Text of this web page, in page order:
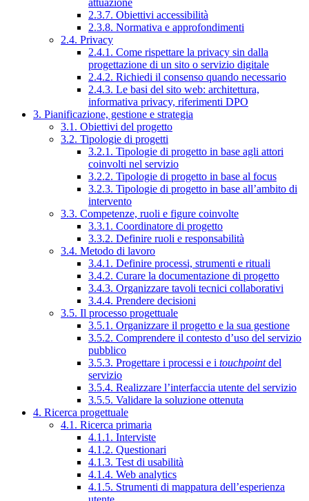
attuazione
2.3.7. Obiettivi accessibilità
2.3.8. Normativa e approfondimenti
2.4. Privacy
2.4.1. Come rispettare la privacy sin dalla
progettazione di un sito o servizio digitale
2.4.2. Richiedi il consenso quando necessario
2.4.3. Le basi del sito web: architettura,
informativa privacy, riferimenti DPO
3. Pianificazione, gestione e strategia
3.1. Obiettivi del progetto
3.2. Tipologie di progetti
3.2.1. Tipologie di progetto in base agli attori
coinvolti nel servizio
3.2.2. Tipologie di progetto in base al focus
3.2.3. Tipologie di progetto in base all’ambito di
intervento
3.3. Competenze, ruoli e figure coinvolte
3.3.1. Coordinatore di progetto
3.3.2. Definire ruoli e responsabilità
3.4. Metodo di lavoro
3.4.1. Definire processi, strumenti e rituali
3.4.2. Curare la documentazione di progetto
3.4.3. Organizzare tavoli tecnici collaborativi
3.4.4. Prendere decisioni
3.5. Il processo progettuale
3.5.1. Organizzare il progetto e la sua gestione
3.5.2. Comprendere il contesto d’uso del servizio
pubblico
3.5.3. Progettare i processi e i touchpointdel
servizio
3.5.4. Realizzare l’interfaccia utente del servizio
3.5.5. Validare la soluzione ottenuta
4. Ricerca progettuale
4.1. Ricerca primaria
4.1.1. Interviste
4.1.2. Questionari
4.1.3. Test di usabilità
4.1.4. Web analytics
4.1.5. Strumenti di mappatura dell’esperienza